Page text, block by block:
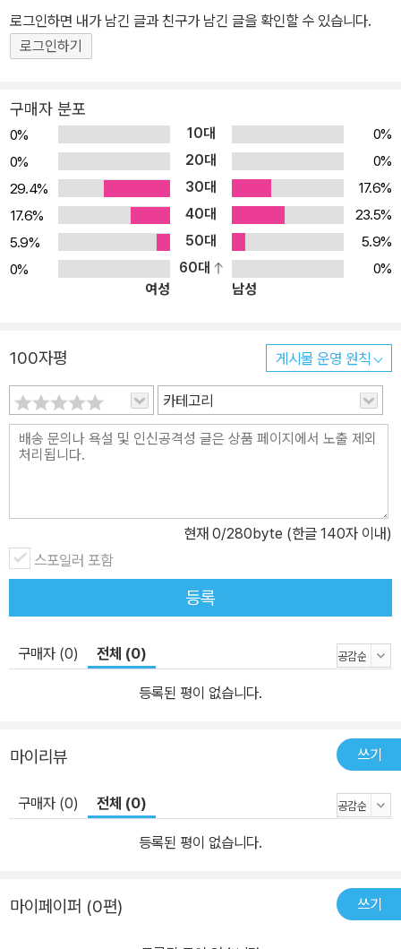
으켰다. 퍼거슨은 사실상 흑인의 비이성애규범적 성적 실천을 규율하
는 것이 1863년에 세워진 미국 자유민 조사위원회(The American
노예들이 일부일처제를 따르지 않고 유동적인 친밀한 성적 관계를 맺
고 있는 실상은 그들이 시민권을 가질 자격이 없음에 관한 증거이자
성적 타락으로 여겨졌다. 위원회는 흑인에게 이성애 결혼을 시민권의
조건으로 강제하였으며 결혼과 일부일처제를 따르기를 거부하는 해
방 노예들을 감옥에 가두거나 연금을 지불하지 않는 방식으로 규율하
였다. 이를 통해 국가는 이성애 결혼으로 생겨난 남편에게 법적으로
가정을 보살필 책임을 떠넘기며, 국가와 노예 주인으로 하여금 해방
노예를 보살펴야 할 책임에서 벗어날 수 있도록 도왔다. 이성애 가부
관계 내에서 벌어진 문제로 축소된다. 이로 인해 흑인 노예를 법적･제
도적으로 활용하여 국가와 자본이 착취해온 역사는 부정되고 해결 불
가능한 것으로 남겨졌다. 흑인 가족은 백인 이성애 가부장 중산층 가
족이라는 판단 기준에 따르면 언제나 모순적이고 병리적인 위치에 머
무른다. 이러한 관점에서 흑인은 규범에서 벗어나고, 동화되지 못한
래’를 다르게 감각하는 것은 분명하다.” 이번 국가전략총서는 바로 서
로 다른 위치에서 살아가는 사람들의 미래에 대한 ‘다른 감각’을 엿보
는 것이기도 하며, 나아가 그 미래가 개인이 감당하는 것이 아니라, 새
기는 것이기도 하다. 이 책을 통해서 초개인화된 사회에서 서로 돌보
고 접촉하고 함께 살아가는 가족커뮤니티에 대한 새로운 요구를 전망
하길 바란다.
로그인하면 내가 남긴 글과 친구가 남긴 글을 확인할 수 있습니다.
로그인하기
구매자 분포
0% 10대
0%
0%
20대
0%
29.4%
30대
17.6%
17.6%
40대
23.5%
5.9%
50대
5.9%
0%
60대
0%
여성
남성
100자평 게시물 운영 원칙
카테고리
현재 0/280byte (한글 140자 이내)
스포일러 포함
등록
구매자 (0) 전체 (0)
등록된 평이 없습니다.
마이리뷰 쓰기
구매자 (0) 전체 (0)
등록된 평이 없습니다.
마이페이퍼 (0편) 쓰기